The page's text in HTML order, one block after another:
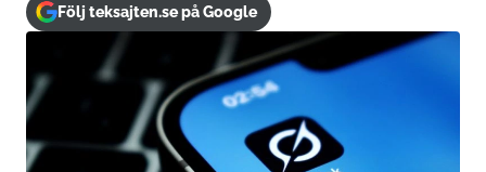
Följ teksajten.se på Google